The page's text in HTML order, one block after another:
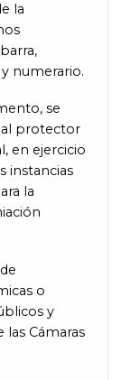
la
numerario.
se
protector
en ejercicio
instancias
la
o
y
las Cámaras